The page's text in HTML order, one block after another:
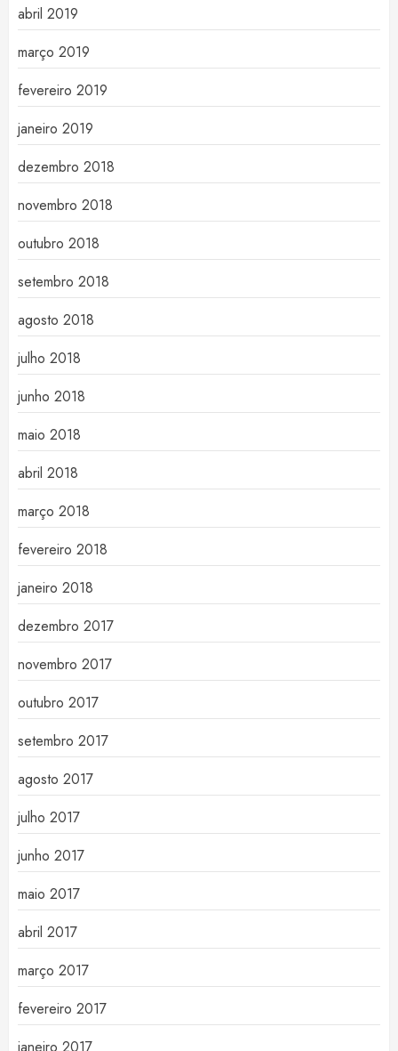
abril 2019
março 2019
fevereiro 2019
janeiro 2019
dezembro 2018
novembro 2018
outubro 2018
setembro 2018
agosto 2018
julho 2018
junho 2018
maio 2018
abril 2018
março 2018
fevereiro 2018
janeiro 2018
dezembro 2017
novembro 2017
outubro 2017
setembro 2017
agosto 2017
julho 2017
junho 2017
maio 2017
abril 2017
março 2017
fevereiro 2017